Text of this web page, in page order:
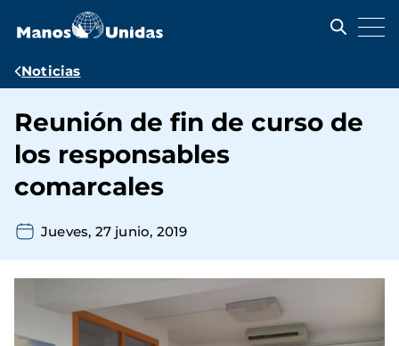
contenido
Ruta
navegación
Noticias
Reunión de fin de curso de
los responsables
comarcales
Jueves, 27 junio, 2019